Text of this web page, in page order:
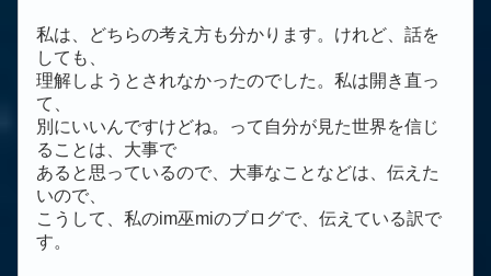
私は、どちらの考え方も分かります。けれど、話を
しても、
理解しようとされなかったのでした。私は開き直っ
て、
別にいいんですけどね。って自分が見た世界を信じ
ることは、大事で
あると思っているので、大事なことなどは、伝えた
いので、
こうして、私のim巫miのブログで、伝えている訳で
す。